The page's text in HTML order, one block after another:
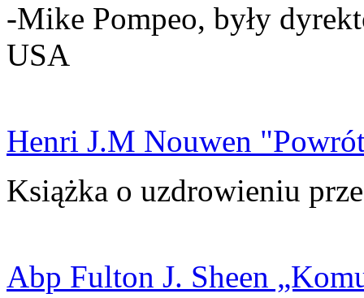
-Mike Pompeo, były
USA
Henri J.M Nouwen
Książka o uzdrowieniu
Abp Fulton J. Sheen